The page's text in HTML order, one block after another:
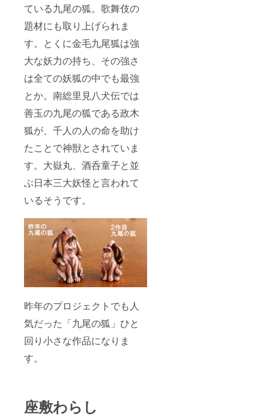
ている九尾の狐。歌舞伎の
題材にも取り上げられま
す。とくに金毛九尾狐は強
大な妖力の持ち、その強さ
は全ての妖狐の中でも最強
とか。南総里見八犬伝では
善玉の九尾の狐である政木
狐が、千人の人の命を助け
たことで神獣とされていま
す。大嶽丸、酒呑童子と並
ぶ日本三大妖怪と言われて
いるそうです。
昨年のプロジェクトでも人
気だった「九尾の狐」ひと
回り小さな作品になりま
す。
座敷わらし